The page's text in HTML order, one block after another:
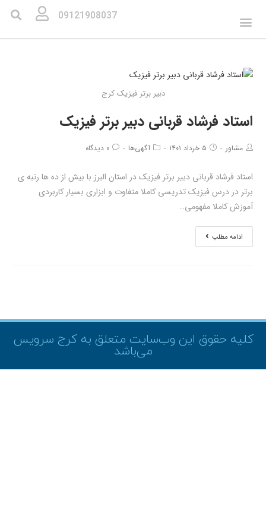
09121908037
دبیر برتر فیزیک کرج
استاد فرشاد قربانی دبیر برتر فیزیک
مشاور ۵ خرداد ۱۴۰۱ آگهی‌ها ۰ دیدگاه
استاد فرشاد قربانی دبیر برتر فیزیک در استان البرز با بیش از ده ها رتبه ی
برتر در درس فیزیک تدریسی کاملا متفاوت و ابزاری بسیار کاربردی
آموزش کاملا مفهومی…
ادامه مطلب
کلیه حقوق این وب‌سایت متعلق به کرج سرویس
می‌باشد